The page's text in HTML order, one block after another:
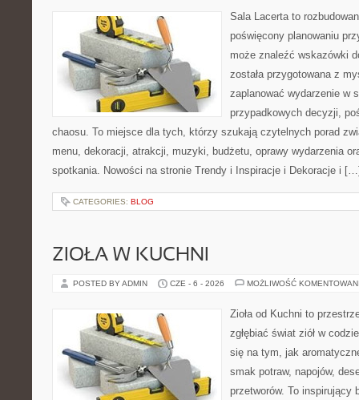
Sala Lacerta to
poświęcony planowaniu
może znaleźć wskazówki
została przygotowana z
zaplanować wydarzenie w
przypadkowych decyzji,
chaosu. To miejsce dla tych, którzy szukają czytelnych porad
menu, dekoracji, atrakcji, muzyki, budżetu, oprawy wydarzenia
spotkania. Nowości na stronie Trendy i Inspiracje i Dekoracje i
CATEGORIES: BLOG
ZIOŁA W KUCHNI
POSTED BY ADMIN CZE - 6 - 2026 MOŻLIWOŚĆ
Zioła od Kuchni to
zgłębiać świat ziół w
się na tym, jak
smak potraw, napojów,
przetworów. To inspirujący